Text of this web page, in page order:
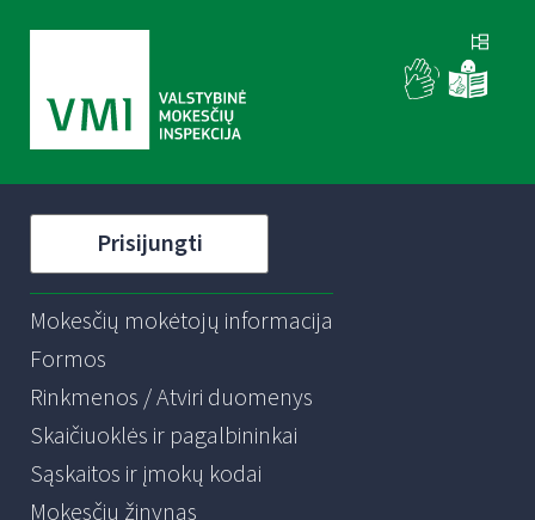
Prisijungti
Mokesčių mokėtojų informacija
Formos
Rinkmenos / Atviri duomenys
Skaičiuoklės ir pagalbininkai
Sąskaitos ir įmokų kodai
Mokesčių žinynas